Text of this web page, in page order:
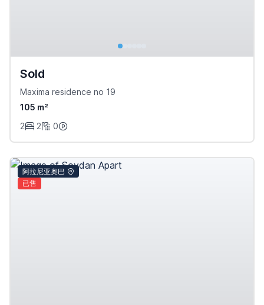
Sold
Maxima residence no 19
105 m²
2
2 0
阿拉尼亚奥巴
已售